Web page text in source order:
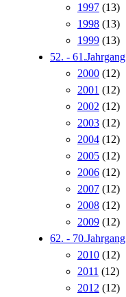
1997 (13)
1998 (13)
1999 (13)
52. - 61.Jahrgang
2000 (12)
2001 (12)
2002 (12)
2003 (12)
2004 (12)
2005 (12)
2006 (12)
2007 (12)
2008 (12)
2009 (12)
62. - 70.Jahrgang
2010 (12)
2011 (12)
2012 (12)